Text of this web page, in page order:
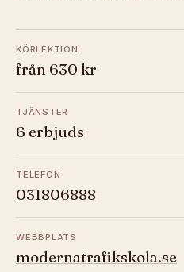
KÖRLEKTION
från 630 kr
TJÄNSTER
6 erbjuds
TELEFON
031806888
WEBBPLATS
modernatrafikskola.se